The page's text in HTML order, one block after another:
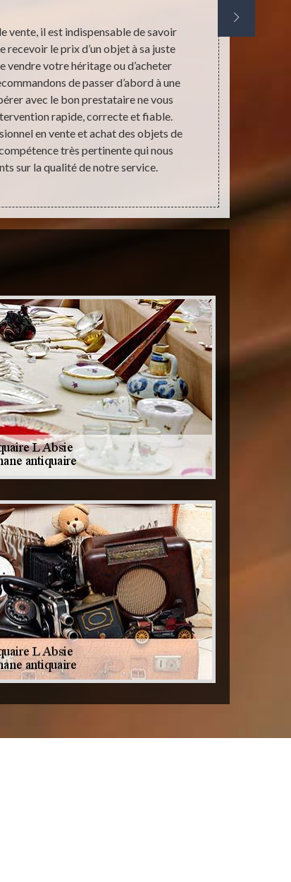
vente, il est indispensable de savoir
recevoir le prix d’un objet à sa juste
vendre votre héritage ou d’acheter
de passer d’abord à une
avec le bon prestataire ne vous
rapide, correcte et fiable.
en vente et achat des objets de
très pertinente qui nous
sur la qualité de notre service.